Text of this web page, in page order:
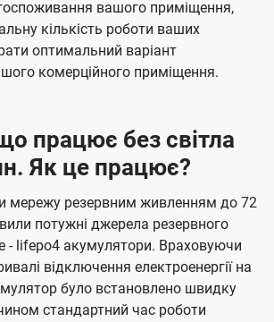
вашого приміщення,
кількість роботи ваших
оптимальний варіант
комерційного приміщення.
працює без світла
Як це працює?
мережу резервним живленням до 72
потужні джерела резервного
- lifepo4 акумулятори. Враховуючи
відключення електроенергії на
було встановлено швидку
стандартний час роботи